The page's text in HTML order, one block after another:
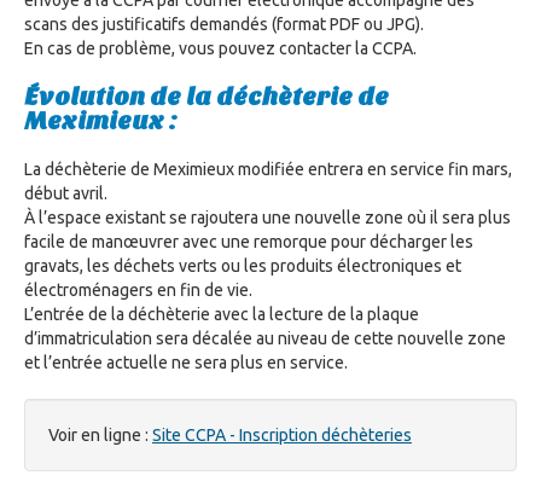
scans des justificatifs demandés (format PDF ou JPG).
En cas de problème, vous pouvez contacter la CCPA.
Évolution de la déchèterie de
Meximieux :
La déchèterie de Meximieux modifiée entrera en service fin mars,
début avril.
À l’espace existant se rajoutera une nouvelle zone où il sera plus
facile de manœuvrer avec une remorque pour décharger les
gravats, les déchets verts ou les produits électroniques et
électroménagers en fin de vie.
L’entrée de la déchèterie avec la lecture de la plaque
d’immatriculation sera décalée au niveau de cette nouvelle zone
et l’entrée actuelle ne sera plus en service.
Voir en ligne : Site CCPA - Inscription déchèteries